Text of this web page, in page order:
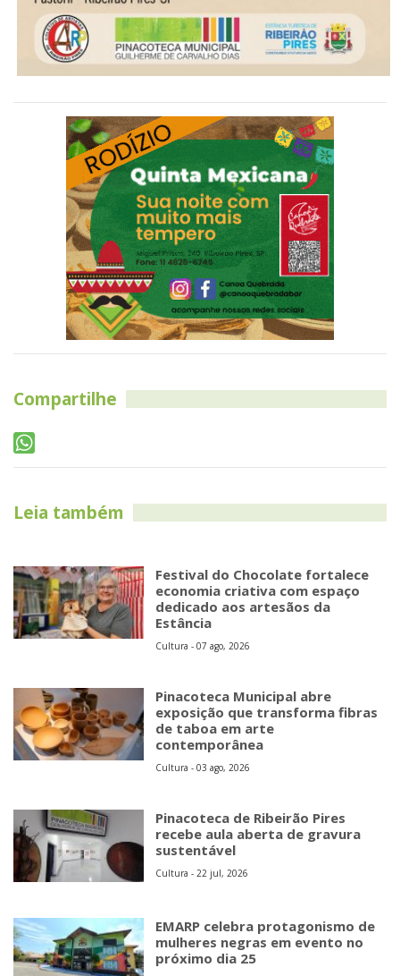
Compartilhe
Leia também
Festival do Chocolate fortalece
economia criativa com espaço
dedicado aos artesãos da
Estância
Cultura - 07 ago, 2026
Pinacoteca Municipal abre
exposição que transforma fibras
de taboa em arte
contemporânea
Cultura - 03 ago, 2026
Pinacoteca de Ribeirão Pires
recebe aula aberta de gravura
sustentável
Cultura - 22 jul, 2026
EMARP celebra protagonismo de
mulheres negras em evento no
próximo dia 25